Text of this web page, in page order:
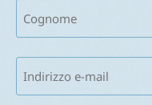
Email
(Obbligatorio)